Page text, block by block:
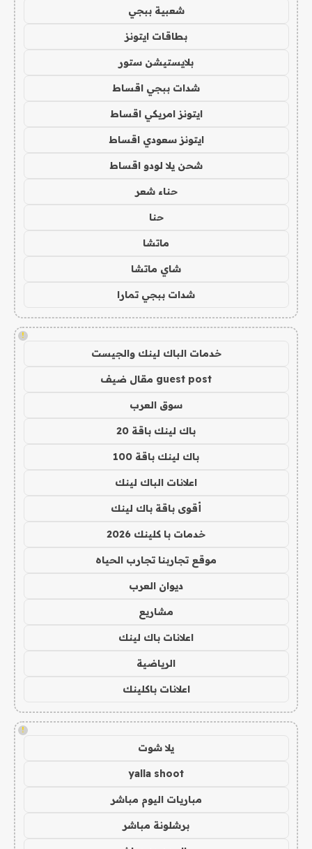
شعبية ببجي
بطاقات ايتونز
بلايستيشن ستور
شدات ببجي اقساط
ايتونز امريكي اقساط
ايتونز سعودي اقساط
شحن يلا لودو اقساط
حناء شعر
حنا
ماتشا
شاي ماتشا
شدات ببجي تمارا
!
خدمات الباك لينك والجيست
guest post مقال ضيف
سوق العرب
باك لينك باقة 20
باك لينك باقة 100
اعلانات الباك لينك
أقوى باقة باك لينك
خدمات با كلينك 2026
موقع تجاربنا تجارب الحياه
ديوان العرب
مشاريع
اعلانات باك لينك
الرياضية
اعلانات باكلينك
!
يلا شوت
yalla shoot
مباريات اليوم مباشر
برشلونة مباشر